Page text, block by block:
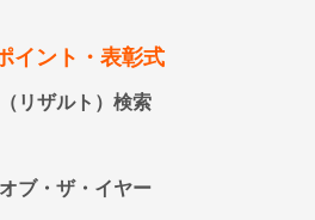
イント・表彰式
リザルト）検索
ブ・ザ・イヤー